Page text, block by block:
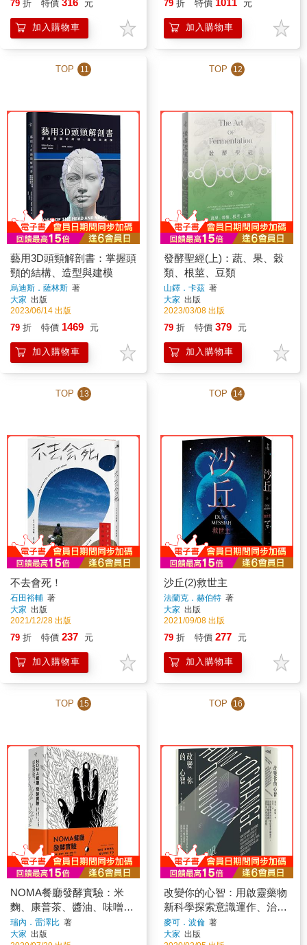
79 折 特價 316 元
加入購物車
79 折 特價 1011 元
加入購物車
TOP 11
藝用3D頭頸解剖書：掌握頭
頸的結構、造型與建模
烏迪斯．薩林斯 著
大家 出版
2023/06/14 出版
79 折 特價 1469 元
加入購物車
TOP 12
發酵聖經(上)：蔬、果、穀
類、根莖、豆類
山鐸．卡茲 著
大家 出版
2023/03/08 出版
79 折 特價 379 元
加入購物車
TOP 13
不去會死！
石田裕輔 著
大家 出版
2021/12/28 出版
79 折 特價 237 元
加入購物車
TOP 14
沙丘(2)救世主
法蘭克．赫伯特 著
大家 出版
2021/09/08 出版
79 折 特價 277 元
加入購物車
TOP 15
NOMA餐廳發酵實驗：米
麴、康普茶、醬油、味噌、
醋、古魚醬、乳酸菌及黑化
蔬果
瑞內．雷澤比 著
大家 出版
TOP 16
改變你的心智：用啟靈藥物
新科學探索意識運作、治療
上癮及憂鬱、面對死亡與看
見超脫
麥可．波倫 著
大家 出版